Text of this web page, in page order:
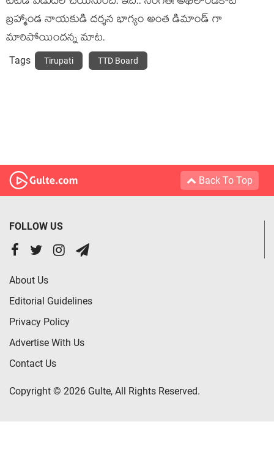
బ్ర‌హ్మాండ నాయ‌కుడి ద‌ర్శ‌న భాగ్యం అంత డిమాండ్ గా
మారిపోయింద‌న్న మాట‌.
Tags Tirupati TTD Board
Back To Top
FOLLOW US
About Us
Editorial Guidelines
Privacy Policy
Advertise With Us
Contact Us
Copyright © 2026 Gulte, All Rights Reserved.